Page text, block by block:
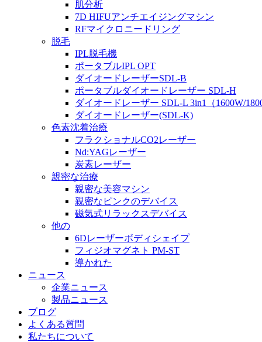
肌分析
7D HIFUアンチエイジングマシン
RFマイクロニードリング
脱毛
IPL脱毛機
ポータブルIPL OPT
ダイオードレーザーSDL-B
ポータブルダイオードレーザー SDL-H
ダイオードレーザー SDL-L 3in1（1600W/
ダイオードレーザー(SDL-K)
色素沈着治療
フラクショナルCO2レーザー
Nd:YAGレーザー
炭素レーザー
親密な治療
親密な美容マシン
親密なピンクのデバイス
磁気式リラックスデバイス
他の
6Dレーザーボディシェイプ
フィジオマグネト PM-ST
導かれた
ニュース
企業ニュース
製品ニュース
ブログ
よくある質問
私たちについて